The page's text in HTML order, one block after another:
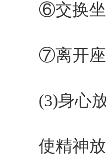
⑥交换坐姿
⑦离开座位
(3)身心放
使精神放